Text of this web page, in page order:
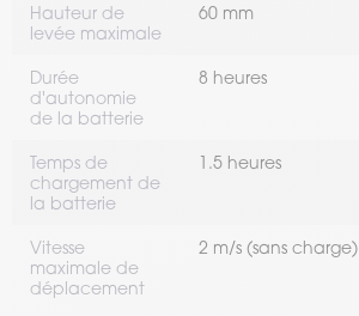
Hauteur de
levée maximale
60 mm
Durée
d'autonomie
de la batterie
8 heures
Temps de
chargement de
la batterie
1.5 heures
Vitesse
maximale de
déplacement
2 m/s (sans charge)